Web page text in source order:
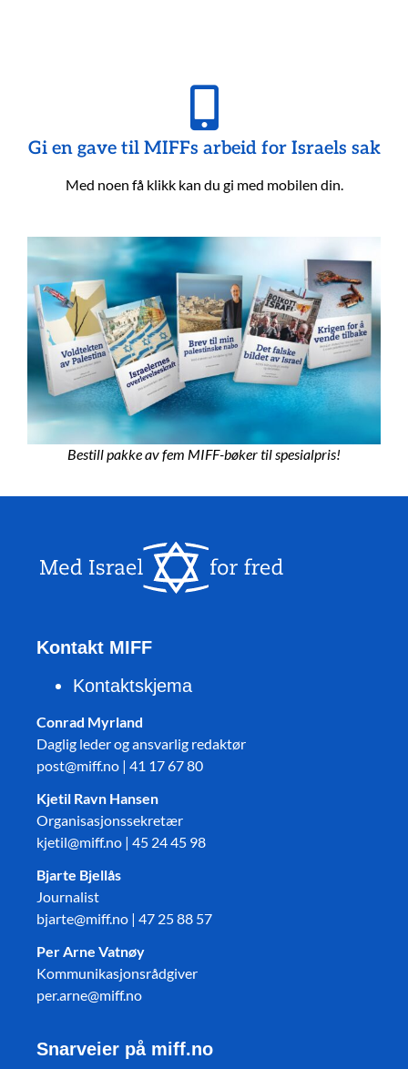
Gi en gave til MIFFs arbeid for Israels sak
Med noen få klikk kan du gi med mobilen din.
Bestill pakke av fem MIFF-bøker til spesialpris!
Kontakt MIFF
Kontaktskjema
Conrad Myrland
Daglig leder og ansvarlig redaktør
post@miff.no | 41 17 67 80
Kjetil Ravn Hansen
Organisasjonssekretær
kjetil@miff.no | 45 24 45 98
Bjarte Bjellås
Journalist
bjarte@miff.no | 47 25 88 57
Per Arne Vatnøy
Kommunikasjonsrådgiver
per.arne@miff.no
Snarveier på miff.no